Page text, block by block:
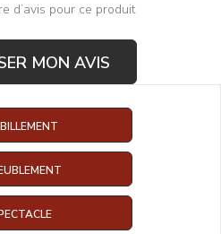
d’avis pour ce produit
MON AVIS